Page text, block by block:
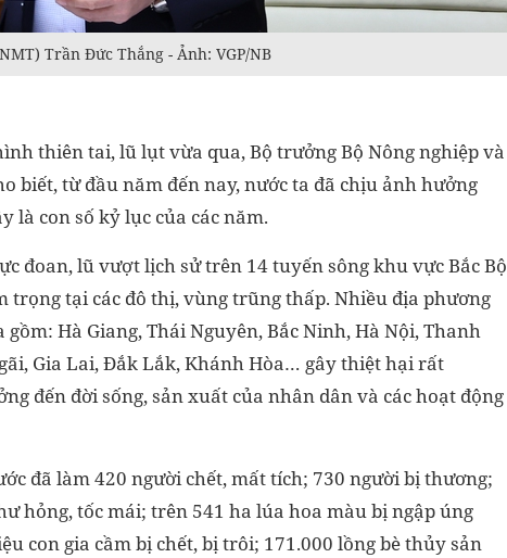
Trần Đức Thắng - Ảnh: VGP/NB
thiên tai, lũ lụt vừa qua, Bộ trưởng Bộ Nông nghiệp và
biết, từ đầu năm đến nay, nước ta đã chịu ảnh hưởng
là con số kỷ lục của các năm.
đoan, lũ vượt lịch sử trên 14 tuyến sông khu vực Bắc Bộ
trọng tại các đô thị, vùng trũng thấp. Nhiều địa phương
Hà Giang, Thái Nguyên, Bắc Ninh, Hà Nội, Thanh
Gia Lai, Đắk Lắk, Khánh Hòa… gây thiệt hại rất
đến đời sống, sản xuất của nhân dân và các hoạt động
đã làm 420 người chết, mất tích; 730 người bị thương;
hỏng, tốc mái; trên 541 ha lúa hoa màu bị ngập úng
con gia cầm bị chết, bị trôi; 171.000 lồng bè thủy sản